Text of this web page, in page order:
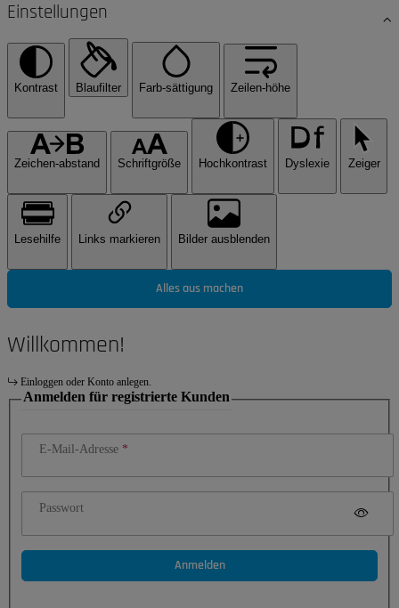
Einstellungen
Kontrast Blaufilter Farb-sättigung Zeilen-höhe
Zeichen-abstand Schriftgröße Hochkontrast Dyslexie Zeiger
Lesehilfe Links markieren Bilder ausblenden
Alles aus machen
Willkommen!
Einloggen oder Konto anlegen.
Anmelden für registrierte Kunden
E-Mail-Adresse
Passwort
Anmelden